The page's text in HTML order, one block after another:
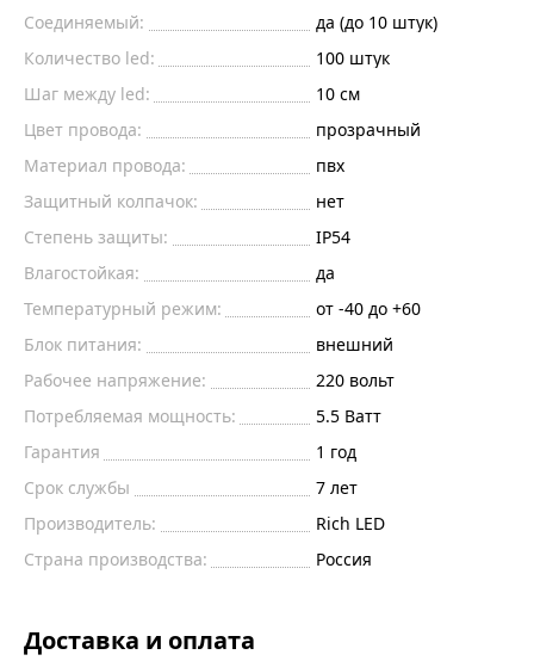
Соединяемый:
да (до 10 штук)
Количество led:
100 штук
Шаг между led:
10 см
Цвет провода:
прозрачный
Материал провода:
пвх
Защитный колпачок:
нет
Степень защиты:
IP54
Влагостойкая:
да
Температурный режим:
от -40 до +60
Блок питания:
внешний
Рабочее напряжение:
220 вольт
Потребляемая мощность:
5.5 Ватт
Гарантия
1 год
Срок службы
7 лет
Производитель:
Rich LED
Страна производства:
Россия
Доставка и оплата